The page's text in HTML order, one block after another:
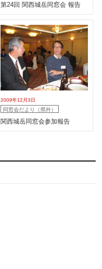
第24回 関西城岳同窓会 報告
2009年12月3日
同窓会だより（県外）
関西城岳同窓会参加報告